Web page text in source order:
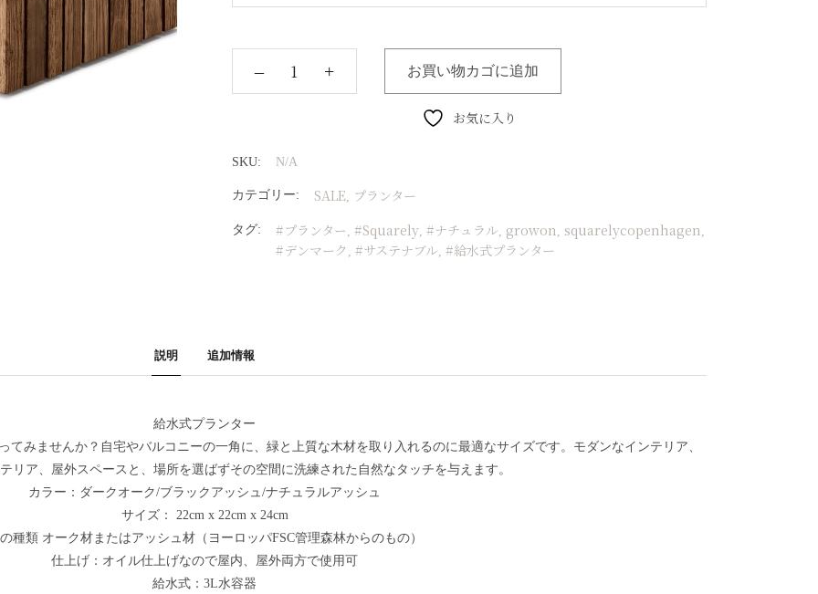
‒ + お買い物カゴに追加
お気に入り
SKU: N/A
カテゴリー: SALE, プランター
タグ: #プランター , #Squarely, #ナチュラル, growon, squarelycopenhagen,
#デンマーク , #サステナブル, #給水式プランター
説明 追加情報
給水式プランター
てみませんか？自宅やバルコニーの一角に、緑と上質な木材を取り入れるのに最適なサイズです。モダンなインテリア、
リア、屋外スペースと、場所を選ばずその空間に洗練された自然なタッチを与えます。
カラー：ダークオーク/ブラックアッシュ/ナチュラルアッシュ
サイズ： 22cm x 22cm x 24cm
種類 オーク材またはアッシュ材（ヨーロッパFSC管理森林からのもの）
仕上げ：オイル仕上げなので屋内、屋外両方で使用可
給水式：3L水容器